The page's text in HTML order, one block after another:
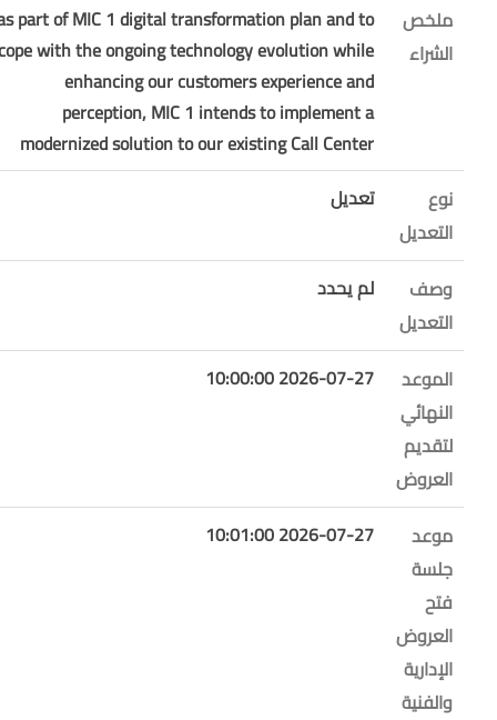
ملخص
الشراء
as part of MIC 1 digital transformation plan and to
cope with the ongoing technology evolution while
enhancing our customers experience and
perception, MIC 1 intends to implement a
modernized solution to our existing Call Center
التعديل
تعديل
وصف
التعديل
لم يحدد
الموعد
النهائي
لتقديم
العروض
2026-07-27 10:00:00
موعد
جلسة
العروض
الإدارية
والفنية
2026-07-27 10:01:00